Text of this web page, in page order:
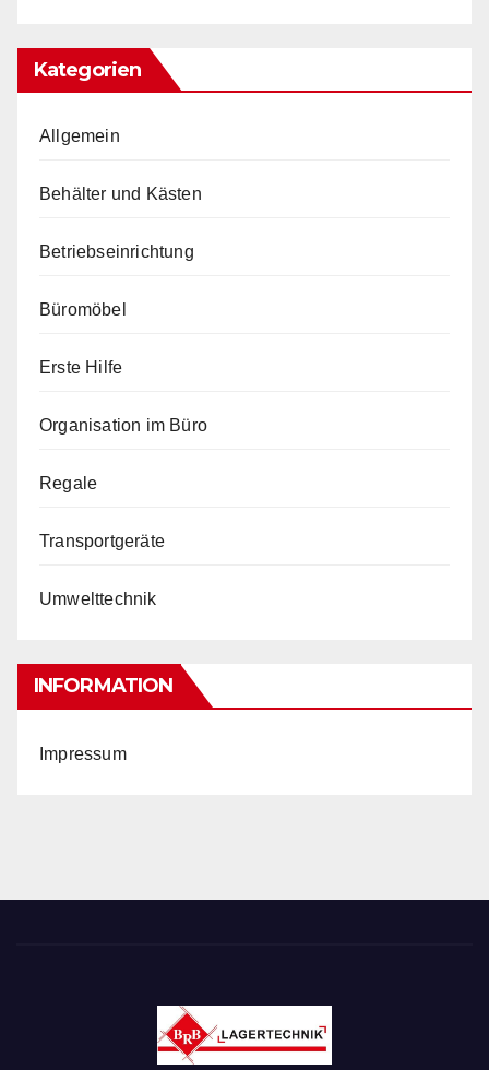
Kategorien
Allgemein
Behälter und Kästen
Betriebseinrichtung
Büromöbel
Erste Hilfe
Organisation im Büro
Regale
Transportgeräte
Umwelttechnik
INFORMATION
Impressum